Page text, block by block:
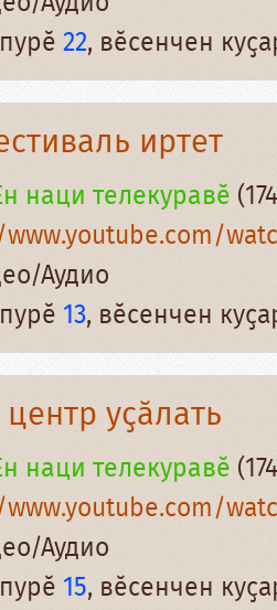
22, вӗсенчен
иртет
наци телекуравӗ
Аудио
13, вӗсенчен
уҫӑлать
наци телекуравӗ
Аудио
15, вӗсенчен